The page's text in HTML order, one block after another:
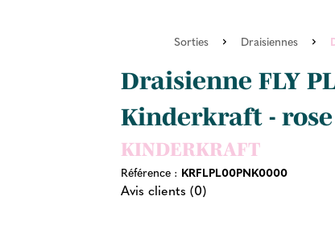
Sorties Draisiennes
Draisienne FLY
Kinderkraft - rose
KINDERKRAFT
Référence : KRFLPL00PNK0000
Avis clients (0)